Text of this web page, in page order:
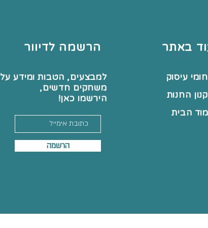
הרשמה לדיוור
למבצעים, הטבות ומידע על
משחקים חדשים,
הירשמו כאן!
הרשמה
באתר
עיסוק
החנות
הבית